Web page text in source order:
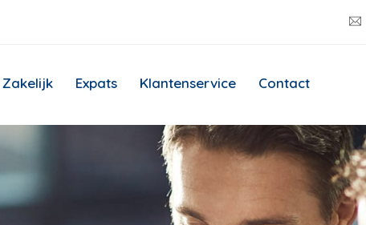
Zakelijk Expats Klantenservice Contact